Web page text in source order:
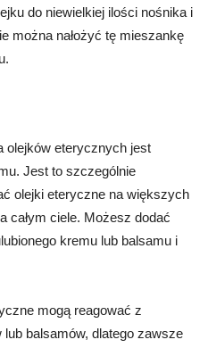
do niewielkiej ilości nośnika i
można nałożyć tę mieszankę
olejków eterycznych jest
Jest to szczególnie
olejki eteryczne na większych
całym ciele. Możesz dodać
kremu lub balsamu i
mogą reagować z
balsamów, dlatego zawsze